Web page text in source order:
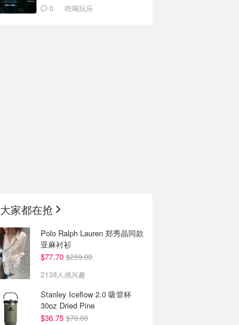
0 吃喝玩乐
大家都在抢
Polo Ralph Lauren 郑秀晶同款
亚麻衬衫
$77.70 $259.00
2138人感兴趣
Stanley Iceflow 2.0 吸管杯
30oz Dried Pine
$36.75 $70.00